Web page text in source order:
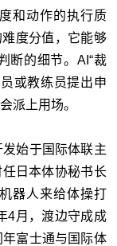
和动作的执行质
度分值，它能够
断的细节。AI“裁
或教练员提出申
派上用场。
发始于国际体联主
任日本体协秘书长
器人来给体操打
4月，渡边守成成
富士通与国际体